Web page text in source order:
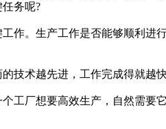
务呢?
作。生产工作是否能够顺利进
术越先进，工作完成得就越
工厂想要高效生产，自然需要